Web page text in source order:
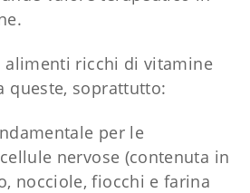
alimenti ricchi di vitamine
queste, soprattutto:
per le
nervose (contenuta in
nocciole, fiocchi e farina